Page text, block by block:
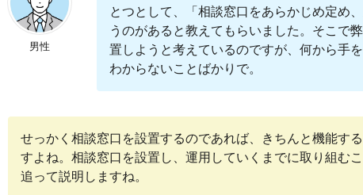
男性
とつとして、「相談窓口をあらかじめ定め
うのがあると教えてもらいました。そこで
置しようと考えているのですが、何から手
わからないことばかりで。
せっかく相談窓口を設置するのであれば、きちんと機能す
すよね。相談窓口を設置し、運用していくまでに取り組む
追って説明しますね。